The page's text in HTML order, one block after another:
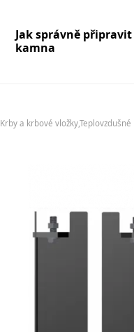
Jak správně
kamna
Krby a krbové vložky,Teplovzdušné